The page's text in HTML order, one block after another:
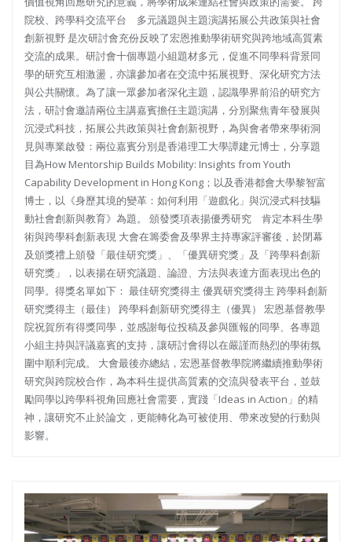
院校、跨學科交流平台 多元議題與主題演講拓展公共政策與社會
創新視野 是次研討會充份反映了宏恩推動學術研究與跨地域高質素
交流的成果。研討會十個專題小組題材多元，促進不同學科背景同
學的研究互相激盪，亦讓參加者在交流中拓展視野、深化研究方法
與公共關懷。為了讓一眾參加者深化主題，認識學界前沿的研究方
法，研討會邀請兩位主講嘉賓擔任主題演講，分別聚焦青年發展與
沉浸式科技，拓展公共政策與社會創新視野，為與會者帶來學術洞
見與專業啟發：兩位嘉賓分別是香港理工大學譚建元博士，分享題
目為How Mentorship Builds Mobility: Insights from Youth
Capability Development in Hong Kong；以及香港都會大學黎智富
博士，以《身歷其境的變革：如何利用「遊戲化」與沉浸式科技驅
動社會創新與教育》為題。 頒發獎項表揚優秀研究 肯定本科生學
術與跨學科創新表現 大會在籌委會及學界主持專家評審後，於閉幕
及頒獎禮上頒發「最佳研究獎」、「優異研究獎」及「跨學科創新
研究獎」，以表揚在研究議題、論證、方法與表達方面表現出色的
同學。得獎名單如下： 最佳研究獎得主 優異研究獎得主 跨學科創新
研究獎得主（最佳） 跨學科創新研究獎得主（優異） 宏恩基督教學
院祝賀所有得獎同學，並感謝每位投稿及參與匯報的同學、各專題
小組主持與評議嘉賓的支持，讓研討會得以在嚴謹而熱烈的學術氛
圍中順利完成。 大會最後亦總結，宏恩基督教學院將繼續推動學術
研究與跨院校合作，為本科生提供高質素的交流與發表平台，並鼓
勵同學以跨學科視角回應社會需要，實踐「Ideas in Action」的精
神，讓研究不止於論文，更能轉化為可被使用、帶來改變的行動與
影響。